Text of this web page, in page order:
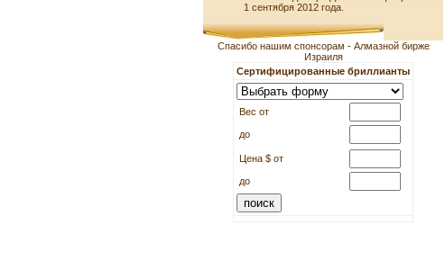
1 сентября 2012 года.
Спасибо нашим спонсорам - Алмазной бирже
Израиля
Сертифицированные бриллианты
Вес от
до
Цена $ от
до